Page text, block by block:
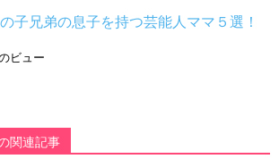
子兄弟の息子を持つ芸能人ママ５選！
ビュー
関連記事